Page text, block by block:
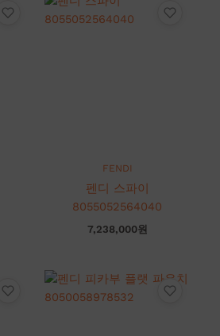
FENDI
펜디 스파이
8055052564040
7,238,000원